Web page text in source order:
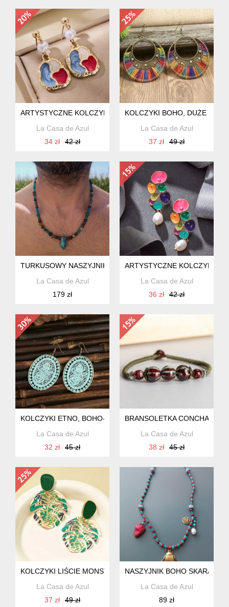
ARTYSTYCZNE KOLCZYKI GEOMETRYCZNE
La Casa de Azul
34 zł
42 zł
KOLCZYKI BOHO, DUŻE
La Casa de Azul
37 zł
49 zł
TURKUSOWY NASZYJNIK BOHO, UNISEX
La Casa de Azul
179 zł
ARTYSTYCZNE KOLCZYKI
La Casa de Azul
36 zł
42 zł
KOLCZYKI ETNO, BOHO- ROSA
La Casa de Azul
32 zł
45 zł
BRANSOLETKA CONCHA
La Casa de Azul
38 zł
45 zł
KOLCZYKI LIŚCIE MONSTERY
La Casa de Azul
37 zł
49 zł
NASZYJNIK BOHO
La Casa de Azul
89 zł